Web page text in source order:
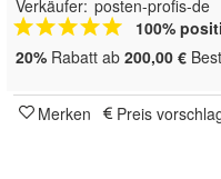
Verkäufer: posten-profis-de
100%
20% Rabatt ab 200,00 €
Merken Preis